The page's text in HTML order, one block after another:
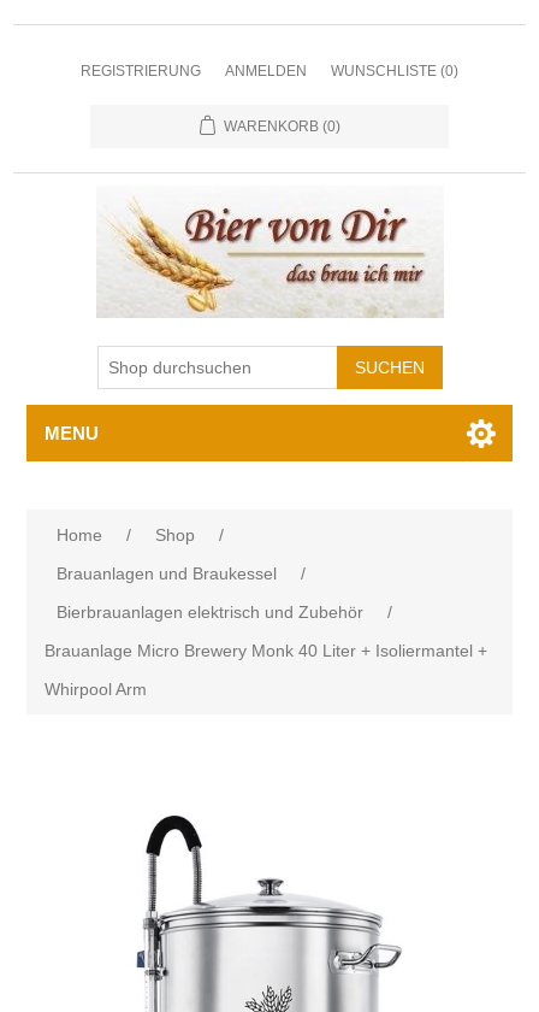
REGISTRIERUNG ANMELDEN WUNSCHLISTE (0)
WARENKORB (0)
MENU
Home / Shop
/
Brauanlagen und Braukessel
/
Bierbrauanlagen elektrisch und Zubehör
/
Brauanlage Micro Brewery Monk 40 Liter + Isoliermantel +
Whirpool Arm